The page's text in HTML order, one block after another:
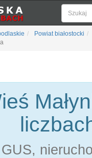
Powiat białostocki